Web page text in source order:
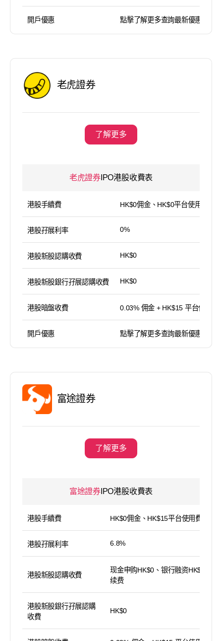
開戶優惠 點擊了解更多查詢最新優惠
老虎證券
了解更多
老虎證券IPO港股收費表
港股手續費 HK$0佣金、HK$0平台使用費
港股孖展利率 0%
港股新股認購收費 HK$0
港股新股銀行孖展認購收費 HK$0
港股暗盤收費 0.03% 佣金 + HK$15 平台使用費
開戶優惠 點擊了解更多查詢最新優惠
富途證券
了解更多
富途證券IPO港股收費表
港股手續費 HK$0佣金、HK$15平台使用費
港股孖展利率 6.8%
港股新股認購收費
现金申购HK$0、银行融资HK$100手
续费
港股新股銀行孖展認購
收費
HK$0